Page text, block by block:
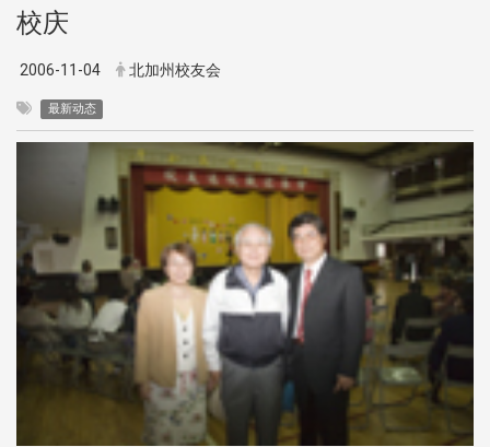
校庆
2006-11-04 北加州校友会
最新动态